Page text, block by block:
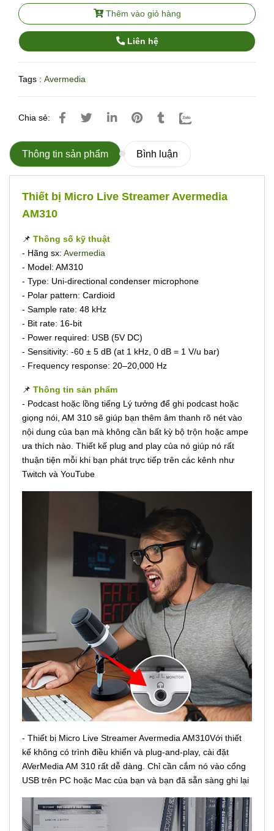
Thêm vào giỏ hàng
Liên hệ
Tags : Avermedia
Chia sẻ:
Thông tin sản phẩm Bình luận
Thiết bị Micro Live Streamer Avermedia
AM310
📌 Thông số kỹ thuật
- Hãng sx: Avermedia
- Model: AM310
- Type: Uni-directional condenser microphone
- Polar pattern: Cardioid
- Sample rate: 48 kHz
- Bit rate: 16-bit
- Power required: USB (5V DC)
- Sensitivity: -60 ± 5 dB (at 1 kHz, 0 dB = 1 V/u bar)
- Frequency response: 20–20,000 Hz
📌 Thông tin sản phẩm
- Podcast hoặc lồng tiếng Lý tưởng để ghi podcast hoặc
giọng nói, AM 310 sẽ giúp bạn thêm âm thanh rõ nét vào
nội dung của bạn mà không cần bất kỳ bộ trộn hoặc ampe
ưa thích nào. Thiết kế plug and play của nó giúp nó rất
thuận tiện mỗi khi bạn phát trực tiếp trên các kênh như
Twitch và YouTube
- Thiết bị Micro Live Streamer Avermedia AM310Với thiết
kế không có trình điều khiển và plug-and-play, cài đặt
AVerMedia AM 310 rất dễ dàng. Chỉ cần cắm nó vào cổng
USB trên PC hoặc Mac của bạn và bạn đã sẵn sàng ghi lại